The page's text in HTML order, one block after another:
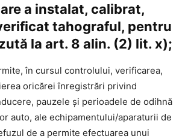
a instalat, calibrat,
tahograful, pentru
la art. 8 alin. (2) lit. x);
în cursul controlului, verificarea,
oricărei înregistrări privind
pauzele și perioadele de odihnă
auto, ale echipamentului/aparaturii de
de a permite efectuarea unui